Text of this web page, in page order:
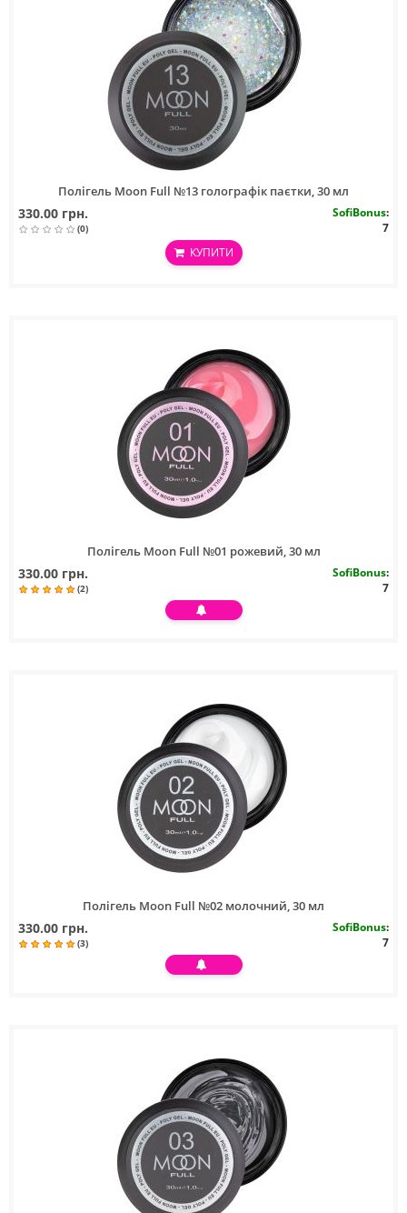
Полігель Moon Full №13 голографік паєтки, 30 мл
330.00 грн.
(0)
SofiBonus:
7
КУПИТИ
Полігель Moon Full №01 рожевий, 30 мл
330.00 грн.
(2)
SofiBonus:
7
Полігель Moon Full №02 молочний, 30 мл
330.00 грн.
(3)
SofiBonus:
7